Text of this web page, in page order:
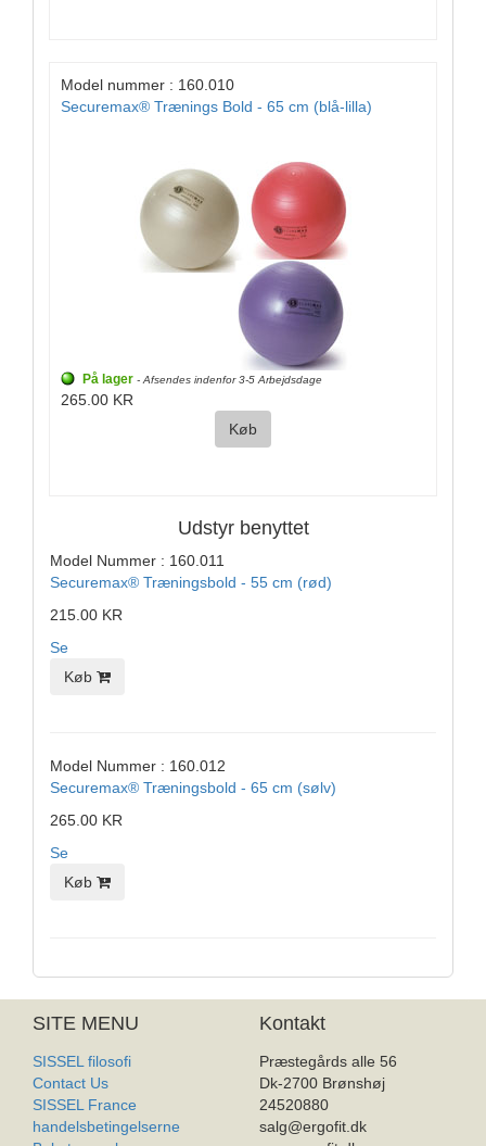
Model nummer : 160.010
Securemax® Trænings Bold - 65 cm (blå-lilla)
På lager - Afsendes indenfor 3-5 Arbejdsdage
265.00 KR
Køb
Udstyr benyttet
Model Nummer : 160.011
Securemax® Træningsbold - 55 cm (rød)
215.00 KR
Se
Køb
Model Nummer : 160.012
Securemax® Træningsbold - 65 cm (sølv)
265.00 KR
Se
Køb
SITE MENU
SISSEL filosofi
Contact Us
SISSEL France
handelsbetingelserne
Kontakt
Præstegårds alle 56
Dk-2700 Brønshøj
24520880
salg@ergofit.dk